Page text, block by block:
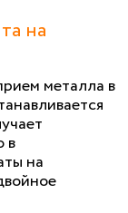
на
металла в
в
на